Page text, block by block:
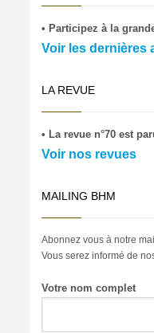
• Participez à la
Voir les dernières
LA REVUE
• La revue n°70 est
Voir nos revues
MAILING BHM
Abonnez vous à notre
Vous serez informé de
Votre nom complet